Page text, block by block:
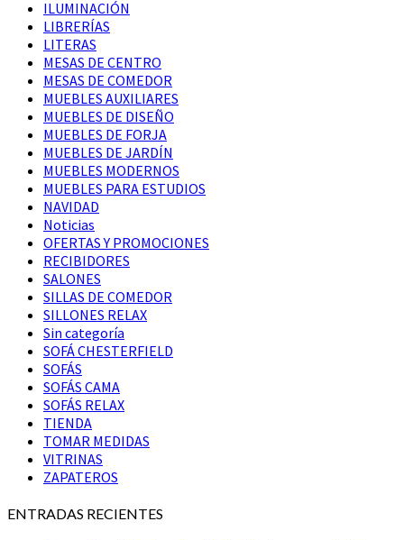
ILUMINACIÓN
LIBRERÍAS
LITERAS
MESAS DE CENTRO
MESAS DE COMEDOR
MUEBLES AUXILIARES
MUEBLES DE DISEÑO
MUEBLES DE FORJA
MUEBLES DE JARDÍN
MUEBLES MODERNOS
MUEBLES PARA ESTUDIOS
NAVIDAD
Noticias
OFERTAS Y PROMOCIONES
RECIBIDORES
SALONES
SILLAS DE COMEDOR
SILLONES RELAX
Sin categoría
SOFÁ CHESTERFIELD
SOFÁS
SOFÁS CAMA
SOFÁS RELAX
TIENDA
TOMAR MEDIDAS
VITRINAS
ZAPATEROS
ENTRADAS RECIENTES